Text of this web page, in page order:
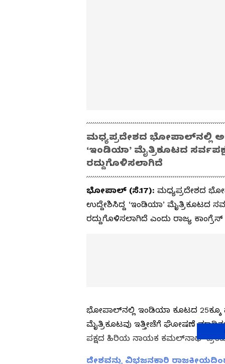
ಮಧ್ಯಪ್ರದೇಶದ ಭೋಪಾಲ್‌ನಲ್ಲಿ
‘ಇಂಡಿಯಾ’ ಮೈತ್ರಿಕೂಟದ
ರದ್ದುಗೊಳಿಸಲಾಗಿದೆ
ಭೋಪಾಲ್‌ (ಸೆ.17): ಮಧ್ಯಪ್ರದೇಶದ
ಉದ್ದೇಶಿಸಿದ್ದ ‘ಇಂಡಿಯಾ’ ಮೈತ್ರಿಕೂಟದ
ರದ್ದುಗೊಳಿಸಲಾಗಿದೆ ಎಂದು ರಾಜ್ಯ
ಭೋಪಾಲ್‌ನಲ್ಲಿ ಇಂಡಿಯಾ ಕೂಟದ 25ಕ್ಕೂ
ಮೈತ್ರಿಕೂಟವು ಇತ್ತೀಚೆಗೆ ಘೋಷಣೆ
ಪಕ್ಷದ ಹಿರಿಯ ನಾಯಕ ಕಮಲ್‌ನಾಥ್‌
ದೇಶವನ್ನು ವಿಭಜನಕಾರಿ